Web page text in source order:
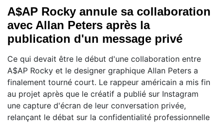
A$AP Rocky annule sa collaboration
avec Allan Peters après la
publication d'un message privé
Ce qui devait être le début d'une collaboration entre
A$AP Rocky et le designer graphique Allan Peters a
finalement tourné court. Le rappeur américain a mis fin
au projet après que le créatif a publié sur Instagram
une capture d'écran de leur conversation privée,
relançant le débat sur la confidentialité professionnelle